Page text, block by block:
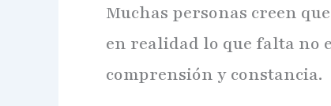
Muchas personas creen
en realidad lo que falta no
comprensión y constancia.